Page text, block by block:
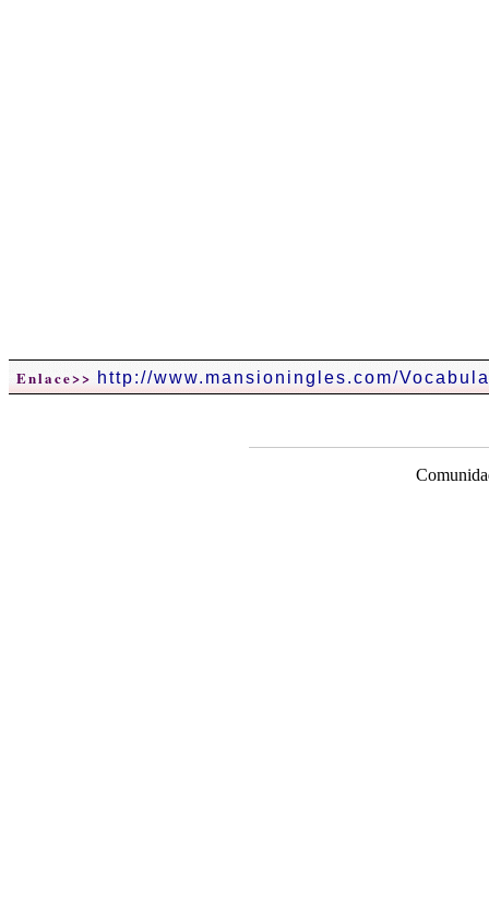
Enlace>> http://www.mansioningles.com/